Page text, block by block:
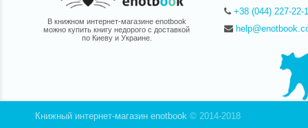
В книжном интернет-магазине enotbook
можно купить книгу недорого с доставкой
по Киеву и Украине.
+38 (044) 227-22-
Книжный интернет-магазин enotbook © 2014-2018